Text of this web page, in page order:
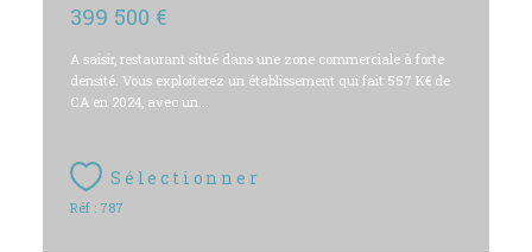
399 500 €
A saisir, restaurant situé dans une zone commerciale à forte
densité. Vous exploiterez un établissement qui fait 557 K€ de
CA en 2024, avec un...
Sélectionner
Réf : 787